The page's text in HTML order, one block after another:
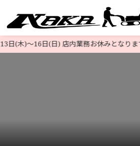
すべての
注文方法
会社概要
木)〜16日(日) 店内業務お休みとなります。